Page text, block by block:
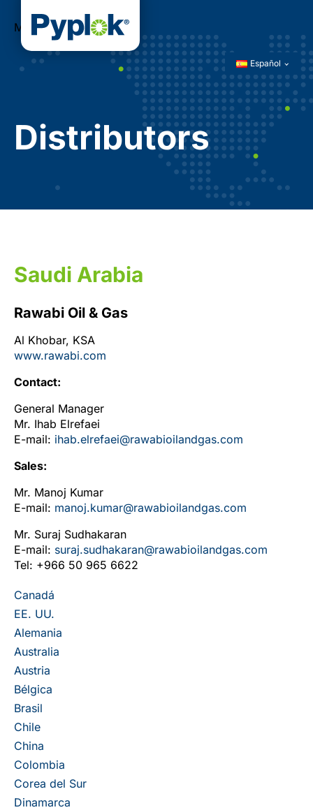
Español
Distributors
Canadá
EE. UU.
Alemania
Australia
Austria
Bélgica
Brasil
Chile
China
Colombia
Corea del Sur
Dinamarca
Saudi Arabia
Rawabi Oil & Gas
Al Khobar, KSA
www.rawabi.com
Contact:
General Manager
Mr. Ihab Elrefaei
E-mail: ihab.elrefaei@rawabioilandgas.com
Sales:
Mr. Manoj Kumar
E-mail: manoj.kumar@rawabioilandgas.com
Mr. Suraj Sudhakaran
E-mail: suraj.sudhakaran@rawabioilandgas.com
Tel: +966 50 965 6622
Menú